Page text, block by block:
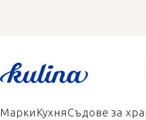
МаркиКухняСъдове за